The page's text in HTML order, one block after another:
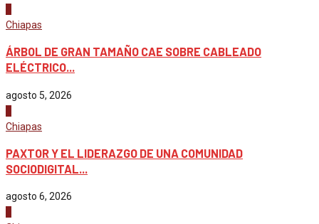
Chiapas
ÁRBOL DE GRAN TAMAÑO CAE SOBRE CABLEADO
ELÉCTRICO...
agosto 5, 2026
Chiapas
PAXTOR Y EL LIDERAZGO DE UNA COMUNIDAD
SOCIODIGITAL...
agosto 6, 2026